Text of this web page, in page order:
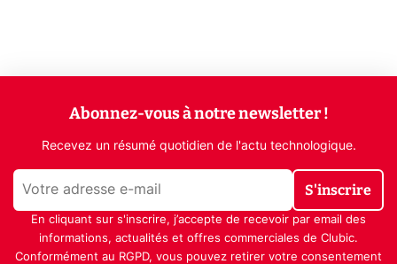
Abonnez-vous à notre newsletter !
Recevez un résumé quotidien de l'actu technologique.
S'inscrire
En cliquant sur s'inscrire, j’accepte de recevoir par email des
informations, actualités et offres commerciales de Clubic.
Conformément au RGPD, vous pouvez retirer votre consentement